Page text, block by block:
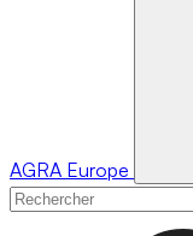
AGRA Europe